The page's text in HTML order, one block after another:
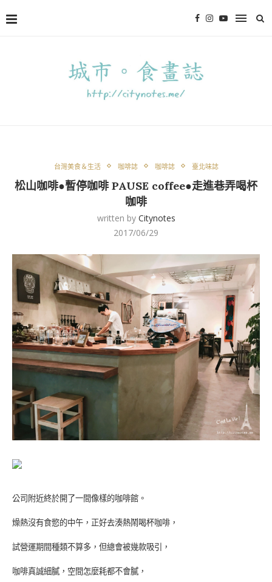
台灣美食＆生活 咖啡誌 咖啡誌 臺北味誌
松山咖啡●暫停咖啡 PAUSE coffee●走進巷弄喝杯
咖啡
written by Citynotes
2017/06/29
公司附近終於開了一間像樣的咖啡館。
燥熱沒有食慾的中午，正好去湊熱鬧喝杯咖啡，
試營運期間種類不算多，但總會被幾款吸引，
咖啡真誠細膩，空間怎麼耗都不會膩，